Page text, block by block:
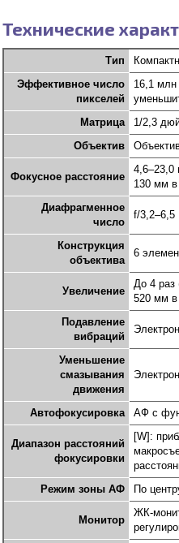
Технические
Тип
Эффективное число
пикселей
16,1 млн
Матрица
1/2,3
Объектив
Фокусное расстояние
4,6–23,0
130 мм
Диафрагменное
число
f/3,2–6,5
Конструкция
объектива
6
Увеличение
До 4 раз
520 мм
Подавление
вибраций
Уменьшение
смазывания
движения
Автофокусировка АФ с
Диапазон расстояний
фокусировки
[W]:
Режим зоны АФ
По
Монитор
ЖК-